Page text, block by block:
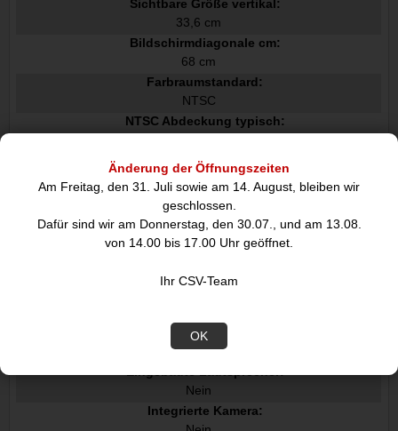
Änderung der Öffnungszeiten
Am Freitag, den 31. Juli sowie am 14. August, bleiben wir
geschlossen.
Dafür sind wir am Donnerstag, den 30.07., und am 13.08.
von 14.00 bis 17.00 Uhr geöffnet.
Ihr CSV-Team
OK
Sichtbare Größe vertikal:
33,6 cm
Bildschirmdiagonale cm:
68 cm
Farbraumstandard:
NTSC
NTSC Abdeckung typisch:
Leistungen
NVIDIA G-SYNC:
Nein
AMD FreeSync:
Nein
Multimedia
Nein
Integrierte Kamera: